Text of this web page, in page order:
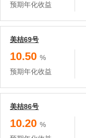
预期年化收益
美桔69号
10.50 %
预期年化收益
美桔86号
10.20 %